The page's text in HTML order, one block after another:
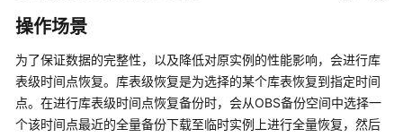
费
说
明
操作场景
为了保证数据的完整性，以及降低对原实例的性能影响，会进行库
表级时间点恢复。库表级恢复是为选择的某个库表恢复到指定时间
点。在进行库表级时间点恢复备份时，会从OBS备份空间中选择一
个该时间点最近的全量备份下载至临时实例上进行全量恢复，然后